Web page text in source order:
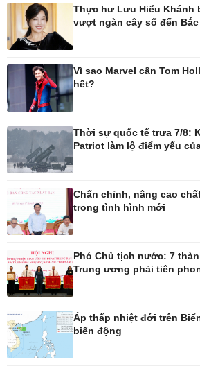
Thế giới
Quan sát
Cuộc sống đó đây
Hồ sơ
Kinh tế
Bất động sản
Khởi nghiệp
Thị
Giá
Chứng
Pháp luật
Vụ án
Tin nóng
Thể
Thế
Thực hư Lưu Hiểu Khánh
vượt ngàn cây số đến
Vì sao Marvel cần Tom
hết?
Thời sự quốc tế trưa 7/8:
Patriot làm lộ điểm yếu
Chấn chỉnh, nâng cao
trong tình hình mới
Phó Chủ tịch nước: 7
Trung ương phải tiên
Áp thấp nhiệt đới trên
biển động